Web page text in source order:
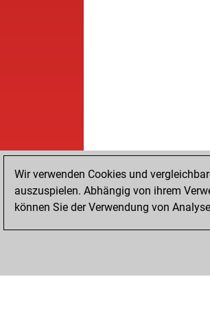
Wir verwenden Cookies und
auszuspielen. Abhängig von ihrem
können Sie der Verwendung von